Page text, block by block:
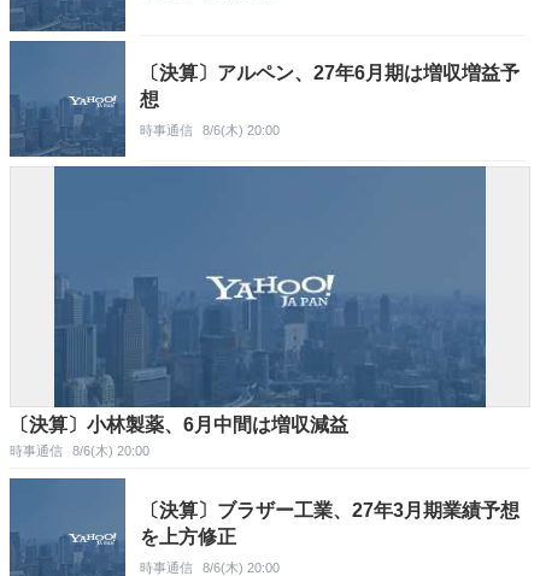
〔決算〕アルペン、27年6月期は増収増益予
想
時事通信 8/6(木) 20:00
〔決算〕小林製薬、6月中間は増収減益
時事通信 8/6(木) 20:00
〔決算〕ブラザー工業、27年3月期業績予想
を上方修正
時事通信 8/6(木) 20:00